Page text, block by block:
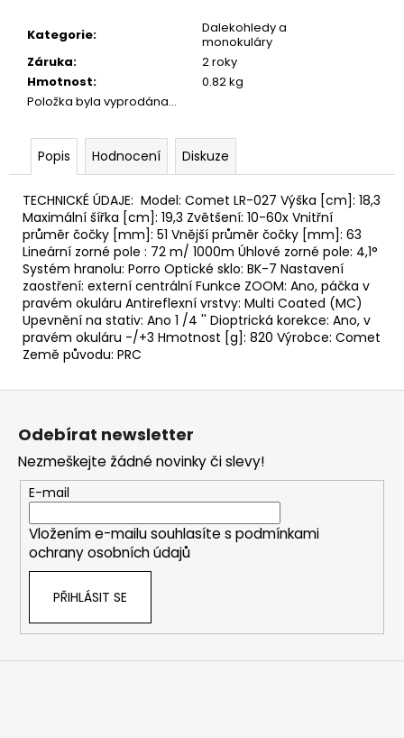
Kategorie:
Dalekohledy a
monokuláry
Záruka:
2 roky
Hmotnost:
0.82 kg
Položka byla vyprodána…
Popis Hodnocení Diskuze
TECHNICKÉ ÚDAJE: Model: Comet LR-027 Výška [cm]: 18,3
Maximální šířka [cm]: 19,3 Zvětšení: 10-60x Vnitřní
průměr čočky [mm]: 51 Vnější průměr čočky [mm]: 63
Lineární zorné pole : 72 m/ 1000m Úhlové zorné pole: 4,1°
Systém hranolu: Porro Optické sklo: BK-7 Nastavení
zaostření: externí centrální Funkce ZOOM: Ano, páčka v
pravém okuláru Antireflexní vrstvy: Multi Coated (MC)
Upevnění na stativ: Ano 1 /4 '' Dioptrická korekce: Ano, v
pravém okuláru -/+3 Hmotnost [g]: 820 Výrobce: Comet
Země původu: PRC
Z
Odebírat newsletter
Nezmeškejte žádné novinky či slevy!
E-mail
Vložením e-mailu souhlasíte s podmínkami
ochrany osobních údajů
PŘIHLÁSIT SE